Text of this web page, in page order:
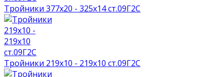
Тройники 377х20 - 325х14 ст.09Г2С
Тройники 219х10 - 219х10 ст.09Г2С